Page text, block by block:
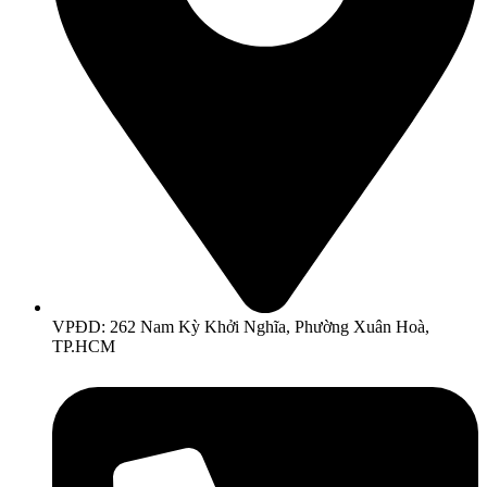
VPĐD: 262 Nam Kỳ Khởi Nghĩa, Phường Xuân Hoà,
TP.HCM